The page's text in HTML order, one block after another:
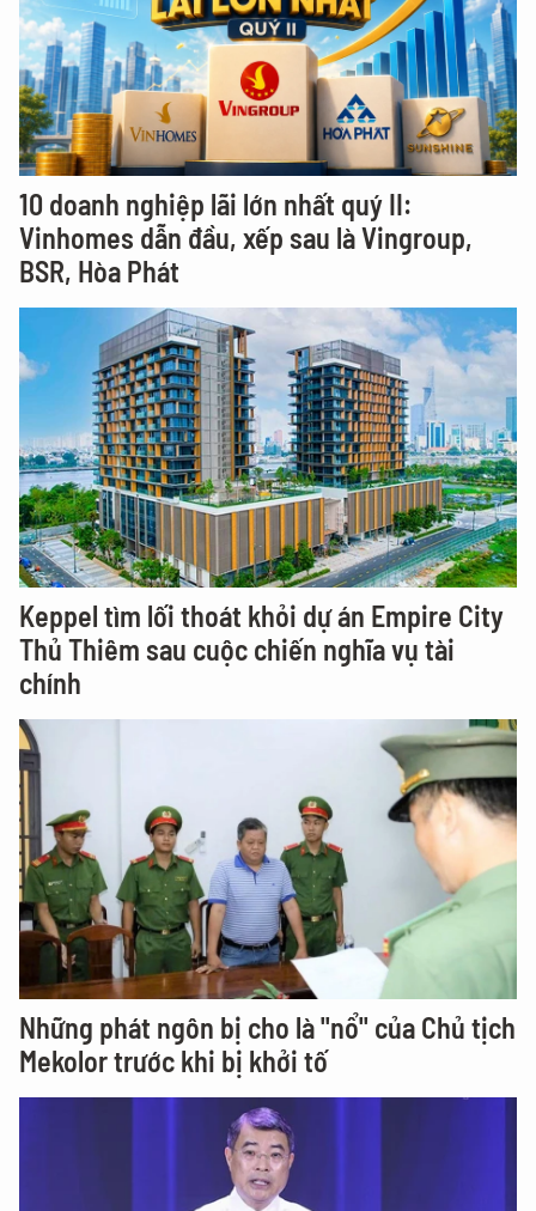
10 doanh nghiệp lãi lớn nhất quý II:
Vinhomes dẫn đầu, xếp sau là Vingroup,
BSR, Hòa Phát
Keppel tìm lối thoát khỏi dự án Empire City
Thủ Thiêm sau cuộc chiến nghĩa vụ tài
chính
Những phát ngôn bị cho là "nổ" của Chủ tịch
Mekolor trước khi bị khởi tố